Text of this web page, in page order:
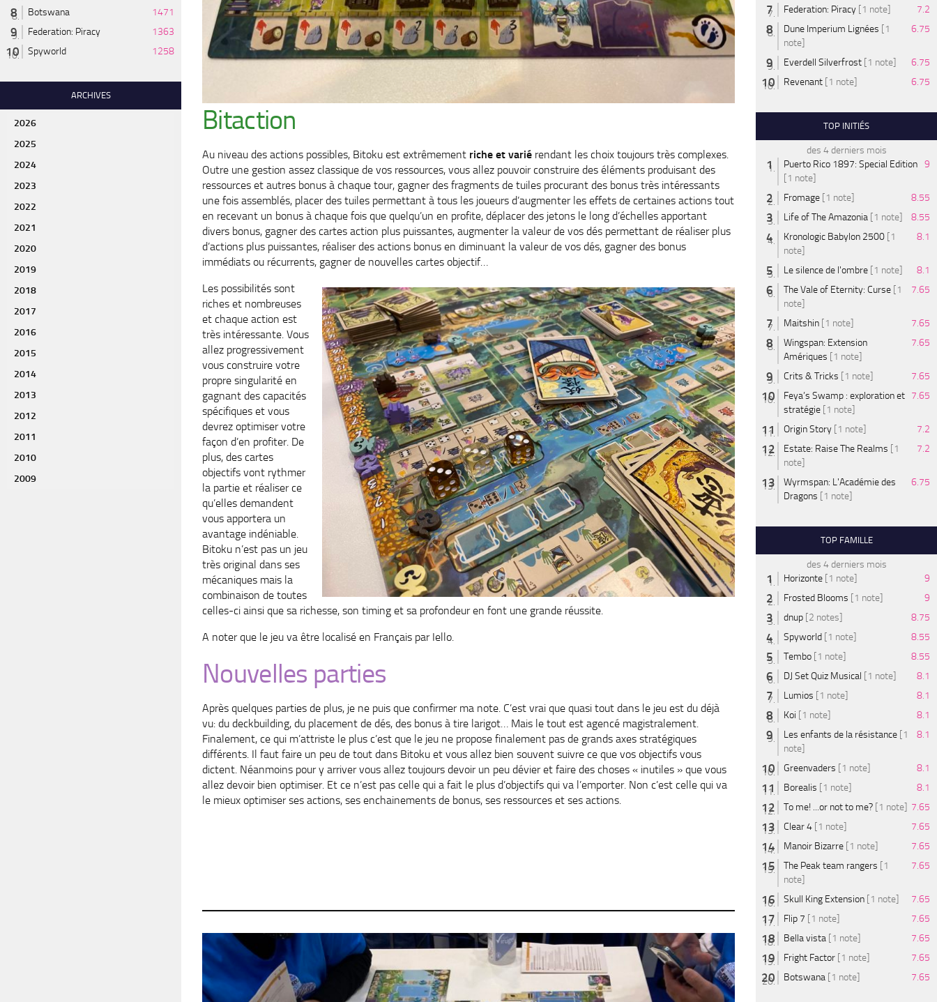
Bitaction
Au niveau des actions possibles, Bitoku est extrêmement riche et varié rendant les choix toujours très complexes.
Outre une gestion assez classique de vos ressources, vous allez pouvoir construire des éléments produisant des
ressources et autres bonus à chaque tour, gagner des fragments de tuiles procurant des bonus très intéressants
une fois assemblés, placer des tuiles permettant à tous les joueurs d’augmenter les effets de certaines actions tout
en recevant un bonus à chaque fois que quelqu’un en profite, déplacer des jetons le long d’échelles apportant
divers bonus, gagner des cartes action plus puissantes, augmenter la valeur de vos dés permettant de réaliser plus
d’actions plus puissantes, réaliser des actions bonus en diminuant la valeur de vos dés, gagner des bonus
immédiats ou récurrents, gagner de nouvelles cartes objectif…
Les possibilités sont
riches et nombreuses
et chaque action est
très intéressante. Vous
allez progressivement
vous construire votre
propre singularité en
gagnant des capacités
spécifiques et vous
devrez optimiser votre
façon d’en profiter. De
plus, des cartes
objectifs vont rythmer
la partie et réaliser ce
qu’elles demandent
vous apportera un
avantage indéniable.
Bitoku n’est pas un jeu
très original dans ses
mécaniques mais la
combinaison de toutes
celles-ci ainsi que sa richesse, son timing et sa profondeur en font une grande réussite.
A noter que le jeu va être localisé en Français par Iello.
Nouvelles parties
Après quelques parties de plus, je ne puis que confirmer ma note. C’est vrai que quasi tout dans le jeu est du déjà
vu: du deckbuilding, du placement de dés, des bonus à tire larigot… Mais le tout est agencé magistralement.
Finalement, ce qui m’attriste le plus c’est que le jeu ne propose finalement pas de grands axes stratégiques
différents. Il faut faire un peu de tout dans Bitoku et vous allez bien souvent suivre ce que vos objectifs vous
dictent. Néanmoins pour y arriver vous allez toujours devoir un peu dévier et faire des choses « inutiles » que vous
allez devoir bien optimiser. Et ce n’est pas celle qui a fait le plus d’objectifs qui va l’emporter. Non c’est celle qui va
le mieux optimiser ses actions, ses enchainements de bonus, ses ressources et ses actions.
Botswana
1471
Federation: Piracy
1363
Spyworld
1258
ARCHIVES
2026
2025
2024
2023
2022
2021
2020
2019
2018
2017
2016
2015
2014
2013
2012
2011
2010
2009
Federation: Piracy [1 note]
7.2
Dune Imperium Lignées [1
note]
6.75
Everdell Silverfrost [1 note]
6.75
Revenant [1 note] 6.75
TOP INITIÉS
des 4 derniers mois
Puerto Rico 1897: Special Edition
[1 note]
9
Fromage [1 note]
8.55
Life of The Amazonia [1 note]
8.55
Kronologic Babylon 2500 [1
note]
8.1
Le silence de l'ombre [1 note]
8.1
The Vale of Eternity: Curse [1
note]
7.65
Maitshin [1 note]
7.65
Wingspan: Extension
Amériques [1 note]
7.65
Crits & Tricks [1 note]
7.65
Feya’s Swamp : exploration et
stratégie [1 note]
7.65
Origin Story [1 note]
7.2
Estate: Raise The Realms [1
note]
7.2
Wyrmspan: L'Académie des
Dragons [1 note]
6.75
TOP FAMILLE
des 4 derniers mois
Horizonte [1 note]
9
Frosted Blooms [1 note]
9
dnup [2 notes]
8.75
Spyworld [1 note]
8.55
Tembo [1 note]
8.55
DJ Set Quiz Musical [1 note]
8.1
Lumios [1 note]
8.1
Koi [1 note]
8.1
Les enfants de la résistance [1
note]
8.1
Greenvaders [1 note]
8.1
Borealis [1 note]
8.1
To me! ...or not to me? [1 note]
7.65
Clear 4 [1 note]
7.65
Manoir Bizarre [1 note]
7.65
The Peak team rangers [1
note]
7.65
Skull King Extension [1 note]
7.65
Flip 7 [1 note]
7.65
Bella vista [1 note]
7.65
Fright Factor [1 note]
7.65
Botswana [1 note] 7.65